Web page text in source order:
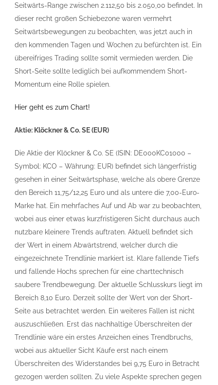
Seitwärts-Range zwischen 2.112,50 bis 2.050,00 befindet. In
dieser recht großen Schiebezone waren vermehrt
Seitwärtsbewegungen zu beobachten, was jetzt auch in
den kommenden Tagen und Wochen zu befürchten ist. Ein
übereifriges Trading sollte somit vermieden werden. Die
Short-Seite sollte lediglich bei aufkommendem Short-
Momentum eine Rolle spielen.
Hier geht es zum Chart!
Aktie: Klöckner & Co. SE (EUR)
Die Aktie der Klöckner & Co. SE (ISIN: DE000KC01000 –
Symbol: KCO – Währung: EUR) befindet sich längerfristig
gesehen in einer Seitwärtsphase, welche als obere Grenze
den Bereich 11,75/12,25 Euro und als untere die 7,00-Euro-
Marke hat. Ein mehrfaches Auf und Ab war zu beobachten,
wobei aus einer etwas kurzfristigeren Sicht durchaus auch
nutzbare kleinere Trends auftraten. Aktuell befindet sich
der Wert in einem Abwärtstrend, welcher durch die
eingezeichnete Trendlinie markiert ist. Klare fallende Tiefs
und fallende Hochs sprechen für eine charttechnisch
saubere Trendbewegung. Der aktuelle Schlusskurs liegt im
Bereich 8,10 Euro. Derzeit sollte der Wert von der Short-
Seite aus betrachtet werden. Ein weiteres Fallen ist nicht
auszuschließen. Erst das nachhaltige Überschreiten der
Trendlinie wäre ein erstes Anzeichen eines Trendbruchs,
wobei aus aktueller Sicht Käufe erst nach einem
Überschreiten des Widerstandes bei 9,75 Euro in Betracht
gezogen werden sollten. Zu viele Aspekte sprechen gegen